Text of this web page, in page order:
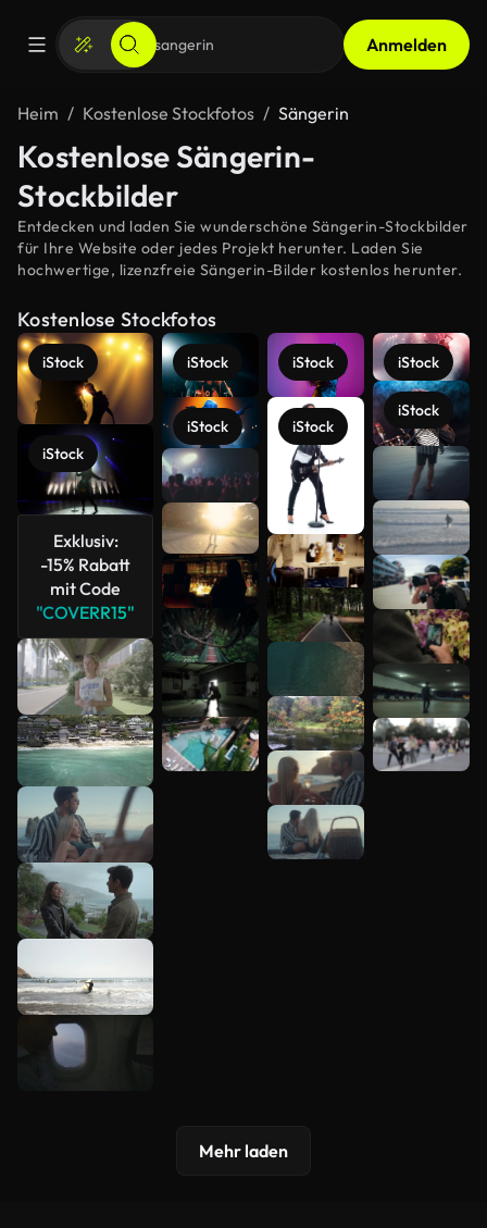
Anmelden
Heim Kostenlose Stockfotos Sängerin
Kostenlose Sängerin-
Stockbilder
Entdecken und laden Sie wunderschöne Sängerin-Stockbilder
für Ihre Website oder jedes Projekt herunter. Laden Sie
hochwertige, lizenzfreie Sängerin-Bilder kostenlos herunter.
Kostenlose Stockfotos
iStock
iStock
Exklusiv:
-15% Rabatt
mit Code
"COVERR15"
iStock
iStock
iStock
iStock
iStock
iStock
Mehr
anzeigen
Mehr laden